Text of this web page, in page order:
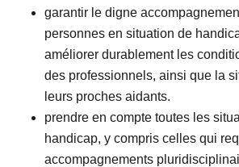
garantir le digne
personnes en situation de
améliorer durablement les
des professionnels, ainsi que la
leurs proches aidants.
prendre en compte toutes les
handicap, y compris celles qui
accompagnements